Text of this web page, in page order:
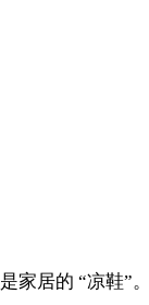
家居的 “凉鞋”。